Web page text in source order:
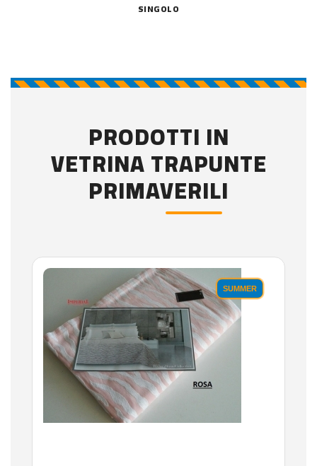
SINGOLO
PRODOTTI IN
VETRINA TRAPUNTE
PRIMAVERILI
SUMMER